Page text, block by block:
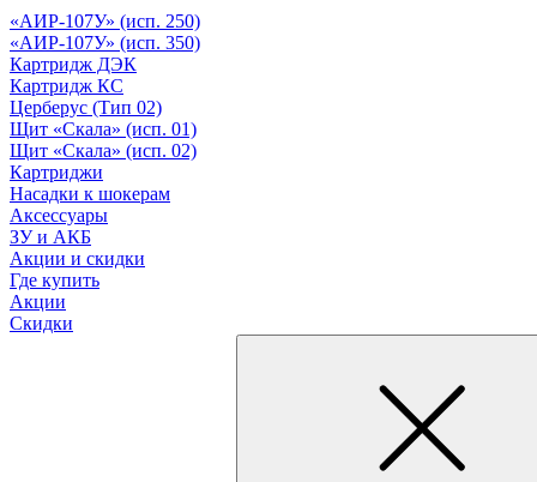
«АИР-107У» (исп. 250)
«АИР-107У» (исп. 350)
Картридж ДЭК
Картридж КС
Церберус (Тип 02)
Щит «Скала» (исп. 01)
Щит «Скала» (исп. 02)
Картриджи
Насадки к шокерам
Аксессуары
ЗУ и АКБ
Акции и скидки
Где купить
Акции
Скидки